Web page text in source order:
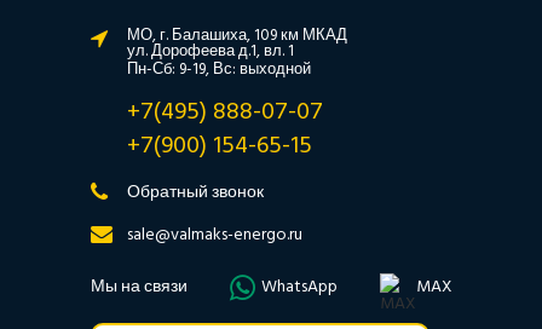
МО, г. Балашиха, 109 км МКАД
ул. Дорофеева д.1, вл. 1
Пн-Сб: 9-19, Вс: выходной
+7(495) 888-07-07
+7(900) 154-65-15
Обратный звонок
sale@valmaks-energo.ru
Мы на связи
WhatsApp MAX